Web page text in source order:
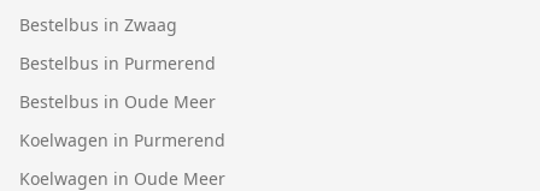
Bestelbus in Zwaag
Bestelbus in Purmerend
Bestelbus in Oude Meer
Koelwagen in Purmerend
Koelwagen in Oude Meer